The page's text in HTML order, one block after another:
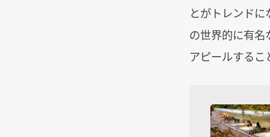
とがトレンド
の世界的に有名
アピールするこ